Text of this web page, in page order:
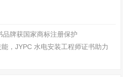
品牌获国家商标注册保护
，JYPC 水电安装工程师证书助力